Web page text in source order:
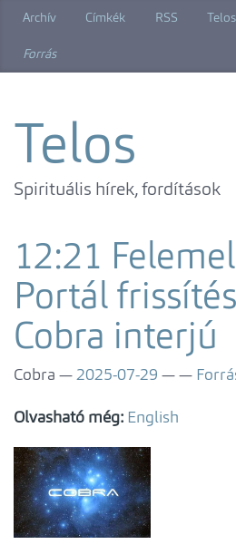
Archív Címkék RSS
Forrás
Telos
Spirituális hírek, fordítások
12:21
Portál
Cobra interjú
Cobra 2025-07-29
Olvasható még: English